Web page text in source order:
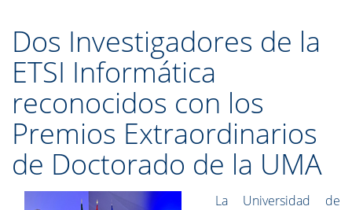
Dos Investigadores de la
ETSI Informática
reconocidos con los
Premios Extraordinarios
de Doctorado de la UMA
La Universidad de